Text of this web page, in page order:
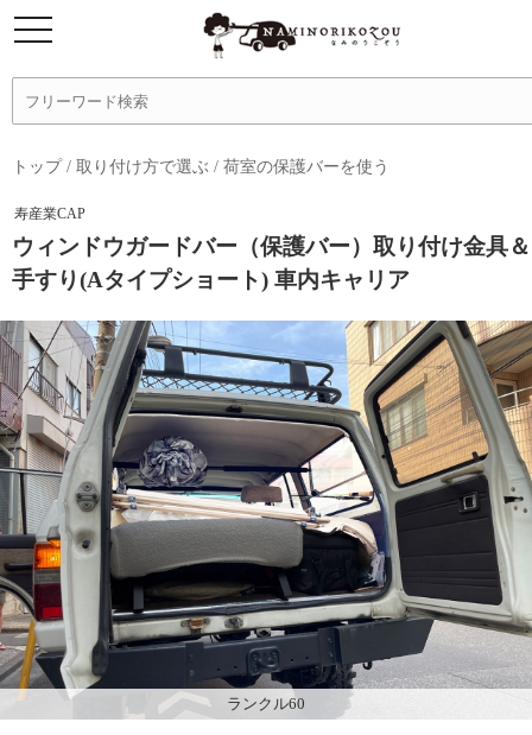
トップ/ 取り付け方で選ぶ / 荷室の保護バーを使う
寿産業CAP
ウィンドウガードバー（保護バー）取り付け金具＆
手すり(Aタイプショート) 車内キャリア
ランクル60